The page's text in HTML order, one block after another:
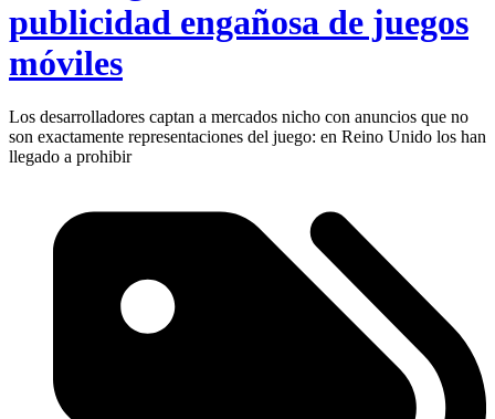
publicidad engañosa de juegos
móviles
Los desarrolladores captan a mercados nicho con anuncios que no
son exactamente representaciones del juego: en Reino Unido los han
llegado a prohibir